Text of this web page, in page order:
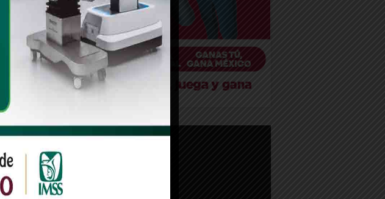
del
campañas de
caer en la
el instrumento de